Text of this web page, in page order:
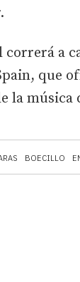
BOECILLO
correrá a
que
la música